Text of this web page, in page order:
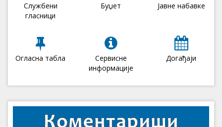
Службени
гласници
Буџет Јавне набавке
Огласна табла
Сервисне
информације
Догађаји